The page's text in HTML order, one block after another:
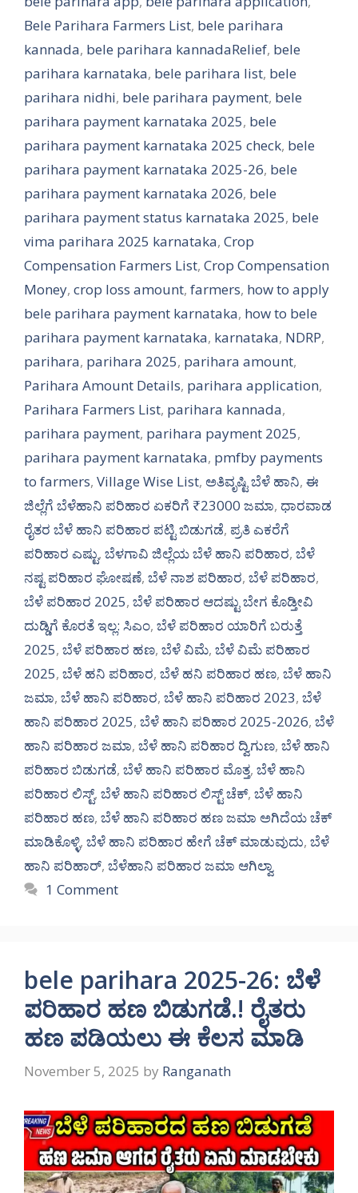
Bele Parihara Farmers List, bele parihara
kannada, bele parihara kannadaRelief, bele
parihara karnataka, bele parihara list, bele
parihara nidhi, bele parihara payment, bele
parihara payment karnataka 2025, bele
parihara payment karnataka 2025 check, bele
parihara payment karnataka 2025-26, bele
parihara payment karnataka 2026, bele
parihara payment status karnataka 2025, bele
vima parihara 2025 karnataka, Crop
Compensation Farmers List, Crop Compensation
Money, crop loss amount, farmers, how to apply
bele parihara payment karnataka, how to bele
parihara payment karnataka, karnataka, NDRP,
parihara, parihara 2025, parihara amount,
Parihara Amount Details, parihara application,
Parihara Farmers List, parihara kannada,
parihara payment, parihara payment 2025,
parihara payment karnataka, pmfby payments
to farmers, Village Wise List, ಅತಿವೃಷ್ಟಿ ಬೆಳೆ ಹಾನಿ, ಈ
ಜಿಲ್ಲೆಗೆ ಬೆಳೆಹಾನಿ ಪರಿಹಾರ ಏಕರಿಗೆ ₹23000 ಜಮಾ, ಧಾರವಾಡ
ರೈತರ ಬೆಳೆ ಹಾನಿ ಪರಿಹಾರ ಪಟ್ಟಿ ಬಿಡುಗಡೆ, ಪ್ರತಿ ಎಕರೆಗೆ
ಪರಿಹಾರ ಎಷ್ಟು, ಬೆಳಗಾವಿ ಜಿಲ್ಲೆಯ ಬೆಳೆ ಹಾನಿ ಪರಿಹಾರ, ಬೆಳೆ
ನಷ್ಟ ಪರಿಹಾರ ಘೋಷಣೆ, ಬೆಳೆ ನಾಶ ಪರಿಹಾರ, ಬೆಳೆ ಪರಿಹಾರ,
ಬೆಳೆ ಪರಿಹಾರ 2025, ಬೆಳೆ ಪರಿಹಾರ ಆದಷ್ಟು ಬೇಗ ಕೊಡ್ತೀವಿ
ದುಡ್ಡಿಗೆ ಕೊರತೆ ಇಲ್ಲ: ಸಿಎಂ, ಬೆಳೆ ಪರಿಹಾರ ಯಾರಿಗೆ ಬರುತ್ತೆ
2025, ಬೆಳೆ ಪರಿಹಾರ ಹಣ, ಬೆಳೆ ವಿಮೆ, ಬೆಳೆ ವಿಮೆ ಪರಿಹಾರ
2025, ಬೆಳೆ ಹನಿ ಪರಿಹಾರ, ಬೆಳೆ ಹನಿ ಪರಿಹಾರ ಹಣ, ಬೆಳೆ ಹಾನಿ
ಜಮಾ, ಬೆಳೆ ಹಾನಿ ಪರಿಹಾರ, ಬೆಳೆ ಹಾನಿ ಪರಿಹಾರ 2023, ಬೆಳೆ
ಹಾನಿ ಪರಿಹಾರ 2025, ಬೆಳೆ ಹಾನಿ ಪರಿಹಾರ 2025-2026, ಬೆಳೆ
ಹಾನಿ ಪರಿಹಾರ ಜಮಾ, ಬೆಳೆ ಹಾನಿ ಪರಿಹಾರ ದ್ವಿಗುಣ, ಬೆಳೆ ಹಾನಿ
ಪರಿಹಾರ ಬಿಡುಗಡೆ, ಬೆಳೆ ಹಾನಿ ಪರಿಹಾರ ಮೊತ್ತ, ಬೆಳೆ ಹಾನಿ
ಪರಿಹಾರ ಲಿಸ್ಟ್, ಬೆಳೆ ಹಾನಿ ಪರಿಹಾರ ಲಿಸ್ಟ್ ಚೆಕ್, ಬೆಳೆ ಹಾನಿ
ಪರಿಹಾರ ಹಣ, ಬೆಳೆ ಹಾನಿ ಪರಿಹಾರ ಹಣ ಜಮಾ ಅಗಿದೆಯ ಚೆಕ್
ಮಾಡಿಕೊಳ್ಳಿ, ಬೆಳೆ ಹಾನಿ ಪರಿಹಾರ ಹೇಗೆ ಚೆಕ್ ಮಾಡುವುದು, ಬೆಳೆ
ಹಾನಿ ಪರಿಹಾರ್, ಬೆಳೆಹಾನಿ ಪರಿಹಾರ ಜಮಾ ಆಗಿಲ್ವಾ
1 Comment
bele parihara 2025-26: ಬೆಳೆ
ಪರಿಹಾರ ಹಣ ಬಿಡುಗಡೆ.! ರೈತರು
ಹಣ ಪಡಿಯಲು ಈ ಕೆಲಸ ಮಾಡಿ
November 5, 2025 by Ranganath